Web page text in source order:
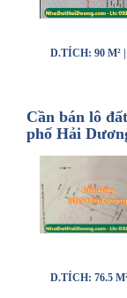
D.TÍCH: 90 M² |
Cần bán lô
phố Hải
D.TÍCH: 76.5 M²